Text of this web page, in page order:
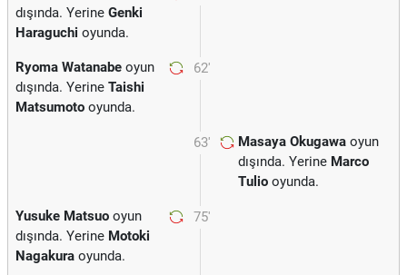
dışında. Yerine Genki
Haraguchi oyunda.
62'
Ryoma Watanabe oyun
dışında. Yerine Taishi
Matsumoto oyunda.
63' Masaya Okugawa oyun
dışında. Yerine Marco
Tulio oyunda.
75'
Yusuke Matsuo oyun
dışında. Yerine Motoki
Nagakura oyunda.